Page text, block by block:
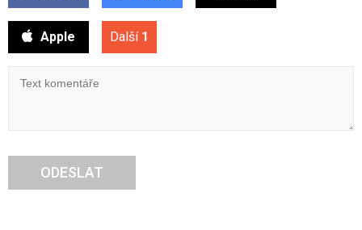
Apple Další 1
ODESLAT